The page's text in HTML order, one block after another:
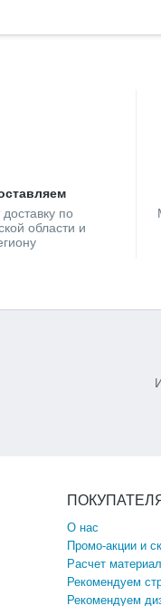
по
области и
О нас
Промо-акции и
Расчет
Рекомендуем
Рекомендуем